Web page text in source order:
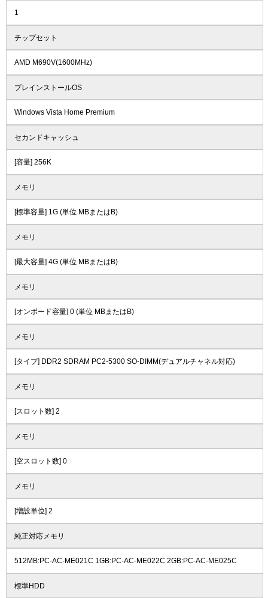
1
チップセット
AMD M690V(1600MHz)
プレインストールOS
Windows Vista Home Premium
セカンドキャッシュ
[容量] 256K
メモリ
[標準容量] 1G (単位 MBまたはB)
メモリ
[最大容量] 4G (単位 MBまたはB)
メモリ
[オンボード容量] 0 (単位 MBまたはB)
メモリ
[タイプ] DDR2 SDRAM PC2-5300 SO-DIMM(デュアルチャネル対応)
メモリ
[スロット数] 2
メモリ
[空スロット数] 0
メモリ
[増設単位] 2
純正対応メモリ
512MB:PC-AC-ME021C 1GB:PC-AC-ME022C 2GB:PC-AC-ME025C
標準HDD